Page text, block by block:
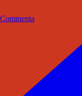
Commenta